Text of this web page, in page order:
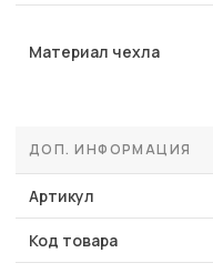
Материал чехла
ДОП. ИНФОРМАЦИЯ
Артикул
Код товара